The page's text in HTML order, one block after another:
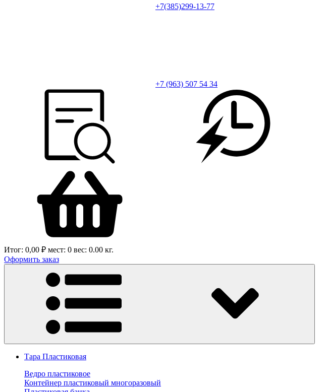
+7(385)299-13-77
+7 (963) 507 54 34
Итог: 0,00 ₽ мест: 0 вес: 0.00 кг.
Оформить заказ
Тара Пластиковая
Ведро пластиковое
Контейнер пластиковый многоразовый